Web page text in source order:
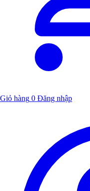
Giỏ hàng 0 Đăng nhập